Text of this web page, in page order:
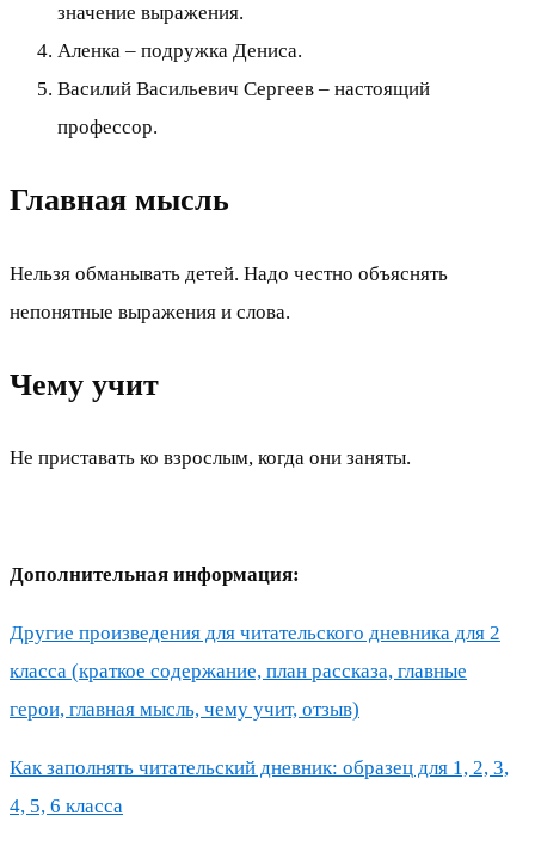
значение выражения.
Аленка – подружка Дениса.
Василий Васильевич Сергеев – настоящий
профессор.
Главная мысль
Нельзя обманывать детей. Надо честно объяснять
непонятные выражения и слова.
Чему учит
Не приставать ко взрослым, когда они заняты.
Дополнительная информация:
Другие произведения для читательского дневника для 2
класса (краткое содержание, план рассказа, главные
герои, главная мысль, чему учит, отзыв)
Как заполнять читательский дневник: образец для 1, 2, 3,
4, 5, 6 класса